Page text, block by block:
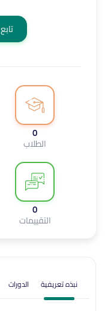
تابع
0
الطلاب
0
التقييمات
نبذه تعريفية الدورات